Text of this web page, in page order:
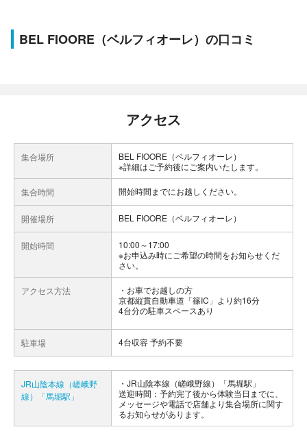
BEL FIOORE（ベルフィオーレ）の口コミ
アクセス
集合場所
BEL FIOORE（ベルフィオーレ）
※詳細はご予約後にご案内いたします。
集合時間 開始時間までにお越しください。
開催場所 BEL FIOORE（ベルフィオーレ）
開始時間
10:00～17:00
※お申込み時にご希望の時間をお知らせくだ
さい。
アクセス方法
お車でお越しの方
京都縦貫自動車道「篠IC」より約16分
4台分の駐車スペースあり
駐車場 4台収容 予約不要
JR山陰本線（嵯峨野
線）「馬堀駅」
JR山陰本線（嵯峨野線）「馬堀駅」
送迎時間：予約完了後から体験当日までに、
メッセージや電話で店舗より集合場所に関す
るお知らせがあります。